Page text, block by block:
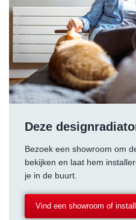
Deze
Bezoek een showroom om
bekijken en laat hem
je in de buurt.
Vind een showroom of